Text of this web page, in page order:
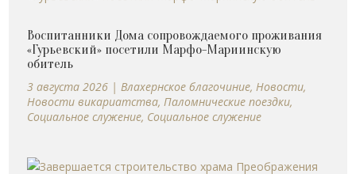
Воспитанники Дома сопровождаемого проживания
«Гурьевский» посетили Марфо-Мариинскую
обитель
3 августа 2026 |Влахернское благочиние,Новости,
Новости викариатства,Паломнические поездки,
Социальное служение, Социальное служение